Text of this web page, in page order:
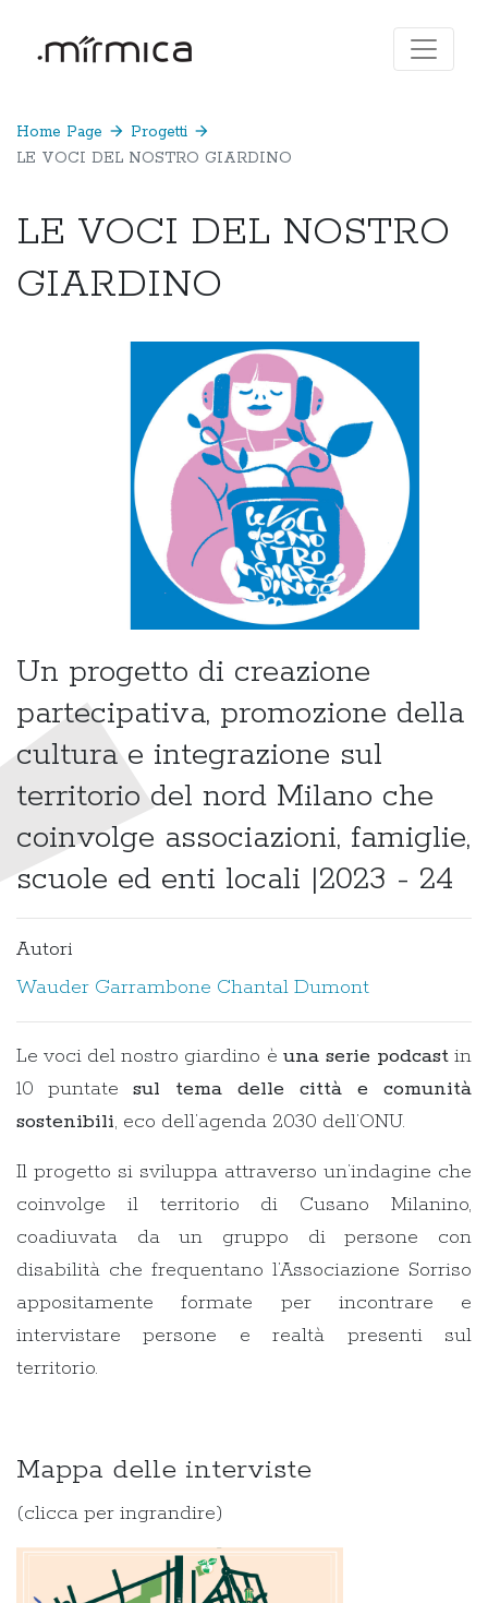
Home Page arrow_forward Progetti arrow_forward
LE VOCI DEL NOSTRO GIARDINO
LE VOCI DEL NOSTRO
GIARDINO
Un progetto di creazione
partecipativa, promozione della
cultura e integrazione sul
territorio del nord Milano che
coinvolge associazioni, famiglie,
scuole ed enti locali |2023 - 24
Autori
Wauder Garrambone Chantal Dumont
Le voci del nostro giardino è una serie podcastin
10 puntate sul tema delle città e comunità
sostenibili, eco dell’agenda 2030 dell’ONU.
Il progetto si sviluppa attraverso un’indagine che
coinvolge il territorio di Cusano Milanino,
coadiuvata da un gruppo di persone con
disabilità che frequentano l’Associazione Sorriso
appositamente formate per incontrare e
intervistare persone e realtà presenti sul
territorio.
Mappa delle interviste
(clicca per ingrandire)